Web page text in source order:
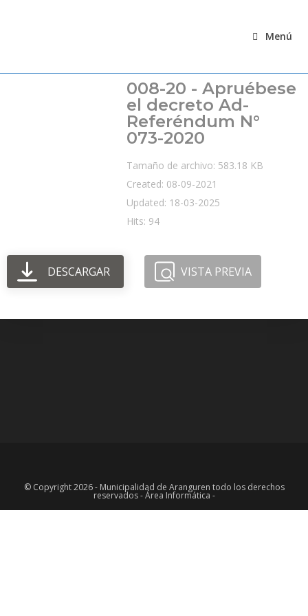
Menú
008-20 - Apruébese
el decreto Ad-
Referéndum N°
073-2020
Tamaño de archivo: 583.18 KB
Created: 08-09-2021
Updated: 18-03-2025
Hits: 94
DESCARGAR VISTA PREVIA
© Copyright 2026 - Municipalidad de Aranguren todo los derechos
reservados - Área Informática -